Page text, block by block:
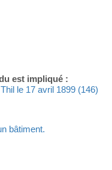
est impliqué :
le 17 avril 1899 (146)
bâtiment.